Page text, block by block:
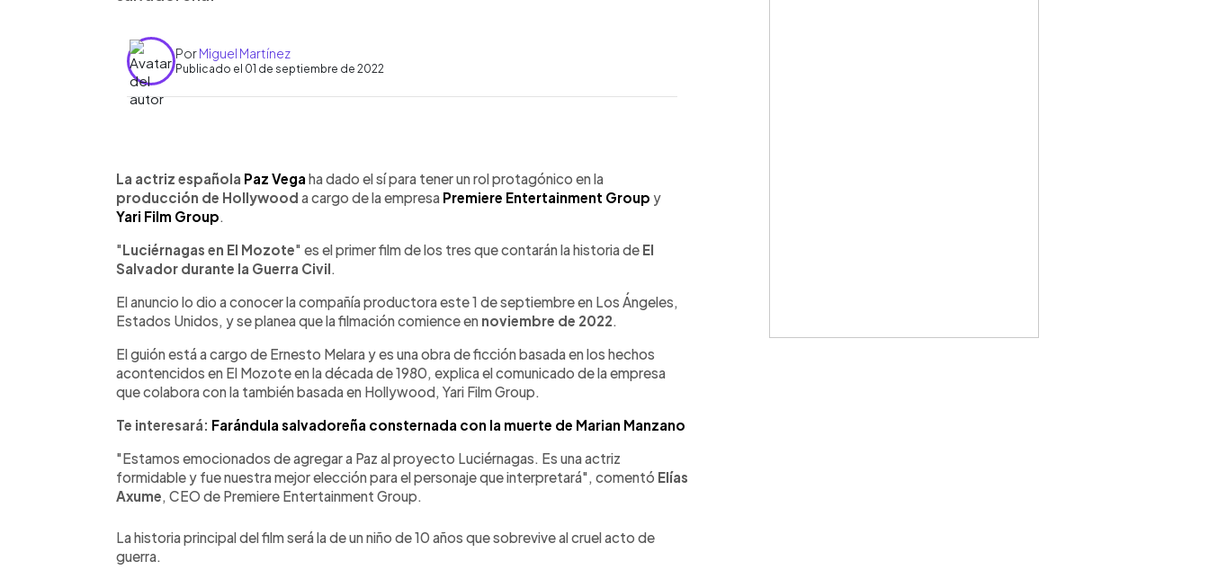
PorMiguel Martínez
Publicado el 01 de septiembre de 2022
Escuchar artículo
La actriz española Paz Vega ha dado el sí para tener un rol protagónico en la
producción de Hollywood a cargo de la empresa Premiere Entertainment Group y
Yari Film Group
"Luciérnagas en El Mozote" es el primer film de los tres que contarán la historia de El
Salvador durante la Guerra Civil
El anuncio lo dio a conocer la compañía productora este 1 de septiembre en Los Ángeles,
Estados Unidos, y se planea que la filmación comience en noviembre de 2022
El guión está a cargo de Ernesto Melara y es una obra de ficción basada en los hechos
acontencidos en El Mozote en la década de 1980, explica el comunicado de la empresa
que colabora con la también basada en Hollywood, Yari Film Group.
Te interesará: Farándula salvadoreña consternada con la muerte de Marian Manzano
"Estamos emocionados de agregar a Paz al proyecto Luciérnagas. Es una actriz
formidable y fue nuestra mejor elección para el personaje que interpretará", comentó Elías
Axume , CEO de Premiere Entertainment Group.
La historia principal del film será la de un niño de 10 años que sobrevive al cruel acto de
guerra.